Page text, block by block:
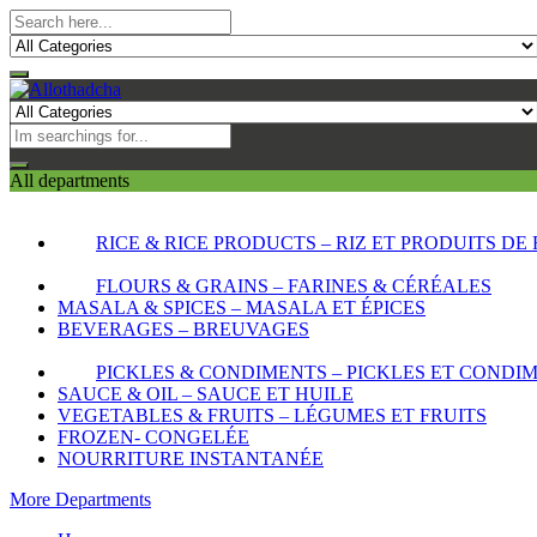
All departments
RICE & RICE PRODUCTS – RIZ ET PRODUITS DE
FLOURS & GRAINS – FARINES & CÉRÉALES
MASALA & SPICES – MASALA ET ÉPICES
BEVERAGES – BREUVAGES
PICKLES & CONDIMENTS – PICKLES ET
SAUCE & OIL – SAUCE ET HUILE
VEGETABLES & FRUITS – LÉGUMES ET FRUITS
FROZEN- CONGELÉE
NOURRITURE INSTANTANÉE
More Departments